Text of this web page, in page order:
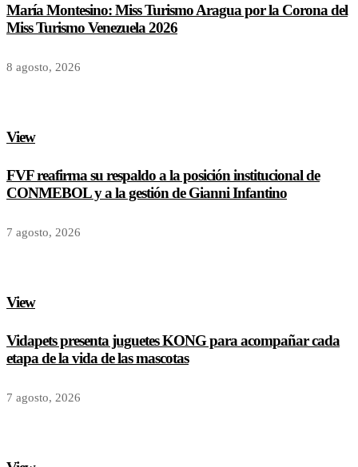
María Montesino: Miss Turismo Aragua por la Corona del
Miss Turismo Venezuela 2026
8 agosto, 2026
View
FVF reafirma su respaldo a la posición institucional de
CONMEBOL y a la gestión de Gianni Infantino
7 agosto, 2026
View
Vidapets presenta juguetes KONG para acompañar cada
etapa de la vida de las mascotas
7 agosto, 2026